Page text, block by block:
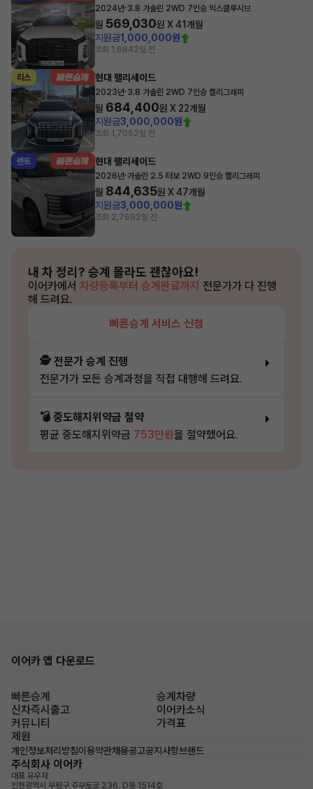
2024년·3.8 가솔린 2WD 7인승 익스클루시브
월 569,030원 X41개월
지원금1,000,000원
조회 1,6842일 전
리스 현대 팰리세이드
2023년·3.8 가솔린 2WD 7인승 캘리그래피
월 684,400원 X 22개월
지원금3,000,000원
조회 1,7052일 전
렌트 현대 팰리세이드
2026년·가솔린 2.5 터보 2WD 9인승 캘리그래피
월 844,635원 X47개월
지원금3,000,000원
조회 2,7692일 전
내 차 정리? 승계 몰라도 괜찮아요!
이어카에서 차량등록부터 승계완료까지 전문가가 다 진행
해 드려요.
빠른승계 서비스 신청
🕵️ 전문가 승계 진행
전문가가 모든 승계과정을 직접 대행해 드려요.
💣 중도해지위약금 절약
평균 중도해지위약금 753만원을 절약했어요.
이어카 앱 다운로드
빠른승계
승계차량
신차즉시출고
이어카소식
커뮤니티
가격표
제원
개인정보처리방침이용약관채용공고공지사항브랜드
주식회사 이어카
대표 유우재
인천광역시 부평구 주부토로 236, D동 1514호